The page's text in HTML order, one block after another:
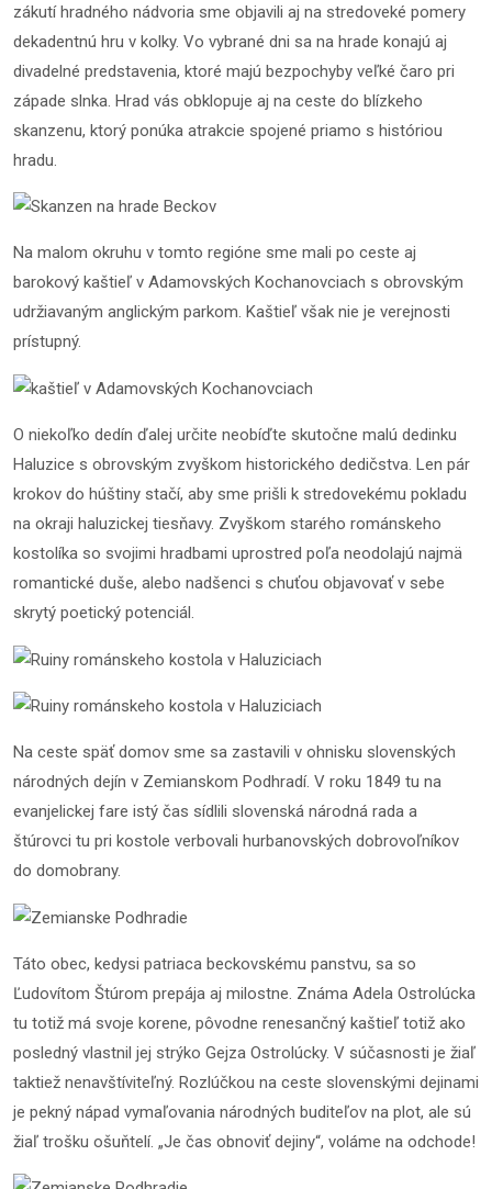
zákutí hradného nádvoria sme objavili aj na stredoveké pomery
dekadentnú hru v kolky. Vo vybrané dni sa na hrade konajú aj
divadelné predstavenia, ktoré majú bezpochyby veľké čaro pri
západe slnka. Hrad vás obklopuje aj na ceste do blízkeho
skanzenu, ktorý ponúka atrakcie spojené priamo s históriou
hradu.
Na malom okruhu v tomto regióne sme mali po ceste aj
barokový kaštieľ v Adamovských Kochanovciach s obrovským
udržiavaným anglickým parkom. Kaštieľ však nie je verejnosti
prístupný.
O niekoľko dedín ďalej určite neobíďte skutočne malú dedinku
Haluzice s obrovským zvyškom historického dedičstva. Len pár
krokov do húštiny stačí, aby sme prišli k stredovekému pokladu
na okraji haluzickej tiesňavy. Zvyškom starého románskeho
kostolíka so svojimi hradbami uprostred poľa neodolajú najmä
romantické duše, alebo nadšenci s chuťou objavovať v sebe
skrytý poetický potenciál.
Na ceste späť domov sme sa zastavili v ohnisku slovenských
národných dejín v Zemianskom Podhradí. V roku 1849 tu na
evanjelickej fare istý čas sídlili slovenská národná rada a
štúrovci tu pri kostole verbovali hurbanovských dobrovoľníkov
do domobrany.
Táto obec, kedysi patriaca beckovskému panstvu, sa so
Ľudovítom Štúrom prepája aj milostne. Známa Adela Ostrolúcka
tu totiž má svoje korene, pôvodne renesančný kaštieľ totiž ako
posledný vlastnil jej strýko Gejza Ostrolúcky. V súčasnosti je žiaľ
taktiež nenavštíviteľný. Rozlúčkou na ceste slovenskými dejinami
je pekný nápad vymaľovania národných buditeľov na plot, ale sú
žiaľ trošku ošuňtelí. „Je čas obnoviť dejiny“, voláme na odchode!